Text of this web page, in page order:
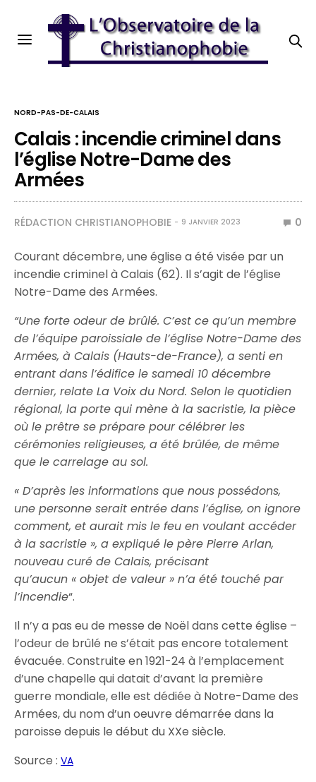
NORD-PAS-DE-CALAIS
Calais : incendie criminel dans
l’église Notre-Dame des
Armées
RÉDACTION CHRISTIANOPHOBIE 9 JANVIER 2023 0
Courant décembre, une église a été visée par un
incendie criminel à Calais (62). Il s’agit de l’église
Notre-Dame des Armées.
“Une forte odeur de brûlé. C’est ce qu’un membre
de l’équipe paroissiale de l’église Notre-Dame des
Armées, à Calais (Hauts-de-France), a senti en
entrant dans l’édifice le samedi 10 décembre
dernier, relate La Voix du Nord. Selon le quotidien
régional, la porte qui mène à la sacristie, la pièce
où le prêtre se prépare pour célébrer les
cérémonies religieuses, a été brûlée, de même
que le carrelage au sol.
« D’après les informations que nous possédons,
une personne serait entrée dans l’église, on ignore
comment, et aurait mis le feu en voulant accéder
à la sacristie », a expliqué le père Pierre Arlan,
nouveau curé de Calais, précisant
qu’aucun « objet de valeur » n’a été touché par
l’incendie“.
Il n’y a pas eu de messe de Noël dans cette église –
l’odeur de brûlé ne s’était pas encore totalement
évacuée. Construite en 1921-24 à l’emplacement
d’une chapelle qui datait d’avant la première
guerre mondiale, elle est dédiée à Notre-Dame des
Armées, du nom d’un oeuvre démarrée dans la
paroisse depuis le début du XXe siècle.
Source :VA